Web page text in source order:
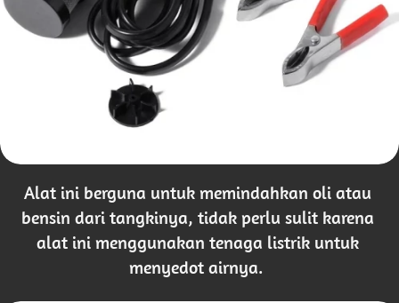
Alat ini berguna untuk memindahkan oli atau
bensin dari tangkinya, tidak perlu sulit karena
alat ini menggunakan tenaga listrik untuk
menyedot airnya.